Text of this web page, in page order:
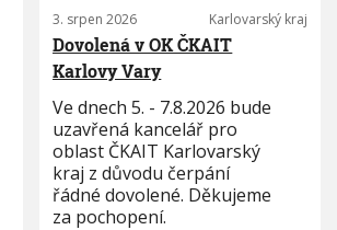
3. srpen 2026 Karlovarský kraj
Dovolená v OK ČKAIT
Karlovy Vary
Ve dnech 5. - 7.8.2026 bude
uzavřená kancelář pro
oblast ČKAIT Karlovarský
kraj z důvodu čerpání
řádné dovolené. Děkujeme
za pochopení.